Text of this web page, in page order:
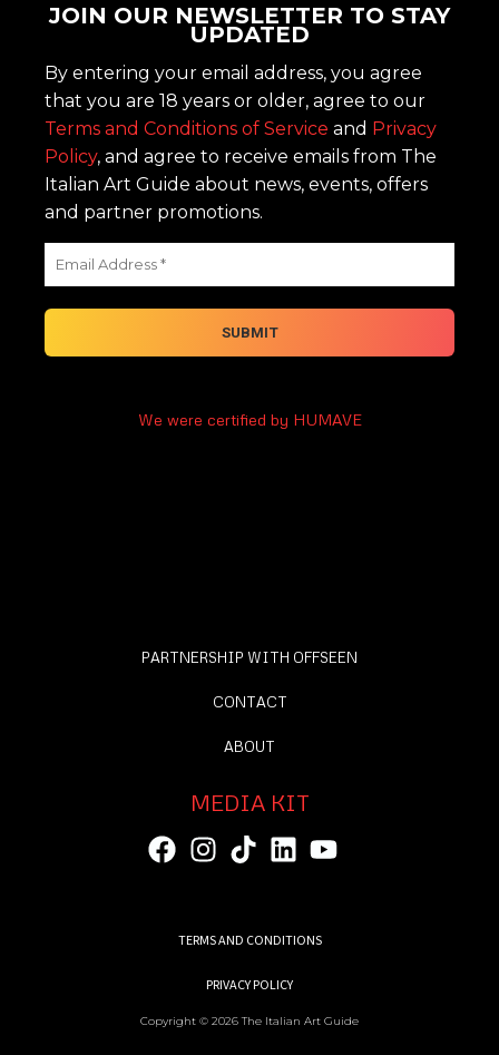
JOIN OUR NEWSLETTER TO STAY
UPDATED
By entering your email address, you agree
that you are 18 years or older, agree to our
Terms and Conditions of Service and Privacy
Policy, and agree to receive emails from The
Italian Art Guide about news, events, offers
and partner promotions.
We were certified by HUMAVE
PARTNERSHIP WITH OFFSEEN
CONTACT
ABOUT
MEDIA KIT
TERMS AND CONDITIONS
PRIVACY POLICY
Copyright © 2026 The Italian Art Guide